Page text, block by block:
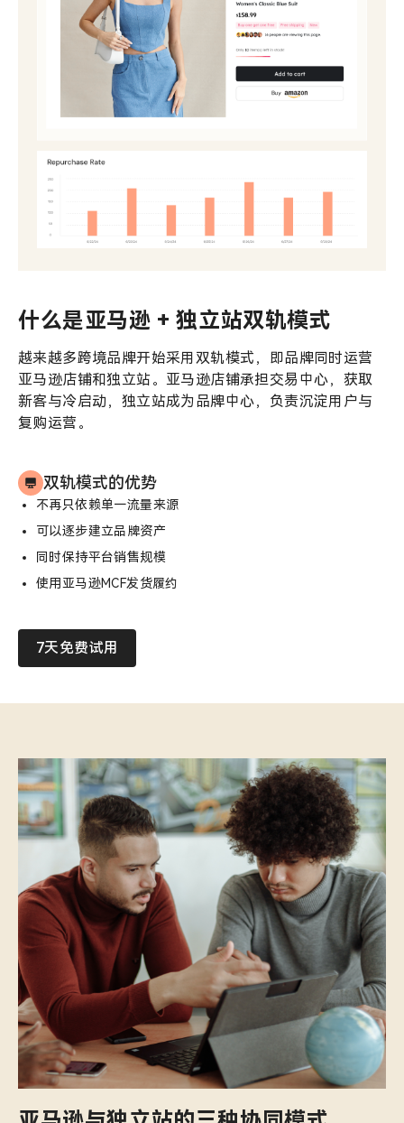
什么是亚马逊 + 独立站双轨模式
越来越多跨境品牌开始采用双轨模式，即品牌同时运营
亚马逊店铺和独立站。亚马逊店铺承担交易中心，获取
新客与冷启动，独立站成为品牌中心，负责沉淀用户与
复购运营。
双轨模式的优势
不再只依赖单一流量来源
可以逐步建立品牌资产
同时保持平台销售规模
使用亚马逊MCF发货履约
7天免费试用